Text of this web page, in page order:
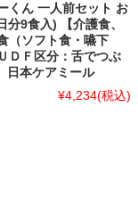
くん 一人前セット お
分9食入) 【介護食、
（ソフト食・嚥下
ＤＦ区分：舌でつぶ
日本ケアミール
¥4,234(税込)